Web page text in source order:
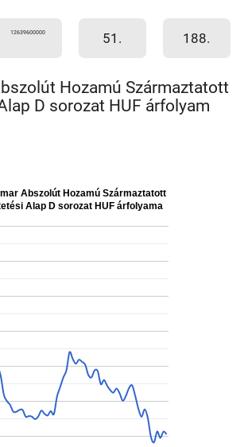
12639600000 51. 188.
Hozamú Származtatott
D sorozat HUF árfolyam
Abszolút Hozamú Származtatott
Alap D sorozat HUF árfolyama